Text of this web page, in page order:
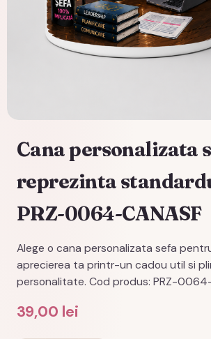
Cana personalizata
reprezinta
PRZ-0064-CANASF
Alege o cana personalizata sefa
aprecierea ta printr-un cadou util si
personalitate. Cod produs: PRZ-0064-
39,00 lei